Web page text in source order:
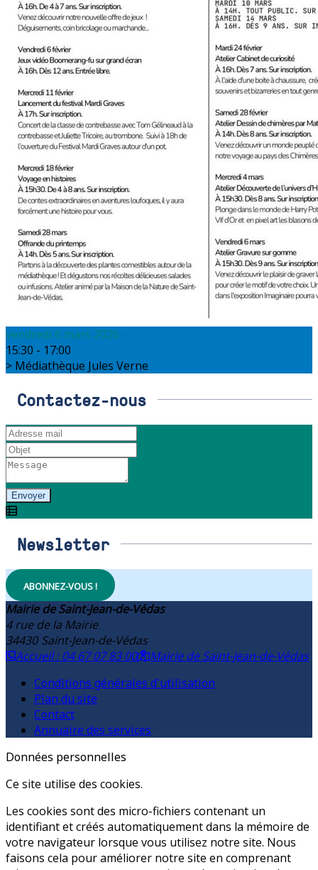
vendredi 6 mars 2026
15:30 - 17:00
Médiathèque Jules Verne
Contactez-nous
Envoyer
Newsletter
ABONNEZ-VOUS !
Mairie de Saint-Jean-de-Védas
4 rue de la Mairie
34430 Saint-Jean-de-Védas
Accueil : 04 67 07 83 00
Mairie de Saint-Jean-de-Védas
Conditions générales d'utilisation
Plan du site
Contact
Annuaire des services
Données personnelles
Ce site utilise des cookies.
Les cookies sont des micro-fichiers contenant un
identifiant et créés automatiquement dans la mémoire de
votre navigateur lorsque vous utilisez notre site. Nous
faisons cela pour améliorer notre site en comprenant